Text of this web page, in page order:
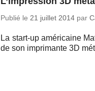
Publié le 21 juillet 2014 par
La start-up amé­ri­caine
de son im­pri­mante 3D